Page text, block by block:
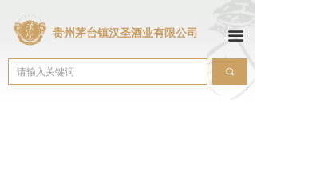
끠
끀
贵州茅台镇汉圣酒业有限公司